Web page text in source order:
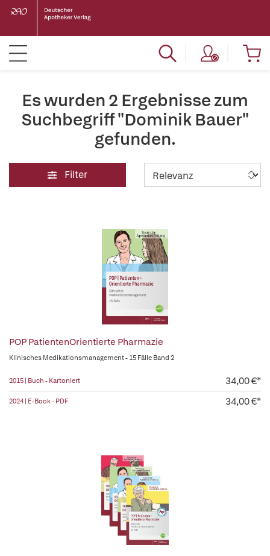
Es wurden 2 Ergebnisse zum
Suchbegriff "Dominik Bauer"
gefunden.
Filter
POP PatientenOrientierte Pharmazie
Klinisches Medikationsmanagement - 15 Fälle Band 2
2015 | Buch - Kartoniert 34,00 €*
2024 | E-Book - PDF 34,00 €*